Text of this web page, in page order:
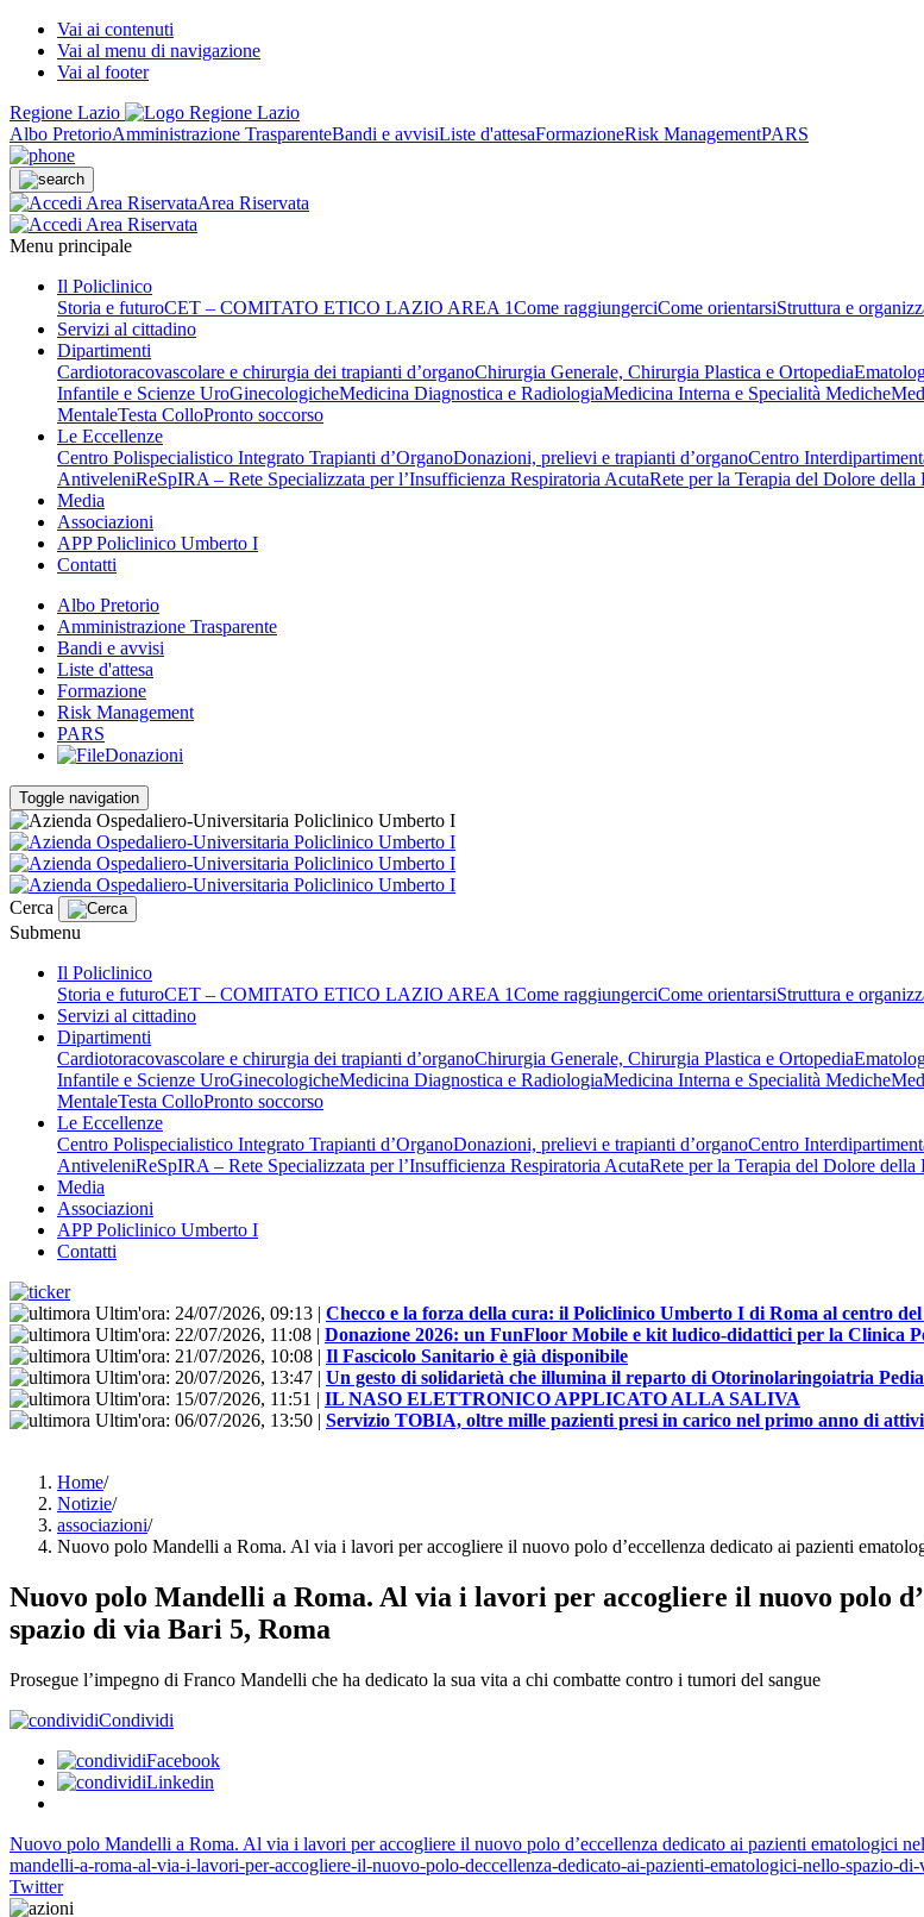
Vai ai contenuti
Vai al menu di navigazione
Vai al footer
Regione Lazio
Albo PretorioAmministrazione TrasparenteBandi e avvisiListe d'attesaFormazioneRisk ManagementPARS
Area Riservata
Menu principale
Il Policlinico
Storia e futuroCET – COMITATO ETICO LAZIO AREA 1Come raggiungerciCome orientarsiStruttura e
Servizi al cittadino
Dipartimenti
Cardiotoracovascolare e chirurgia dei trapianti d’organoChirurgia Generale, Chirurgia Plastica e Ortopedia
Infantile e Scienze UroGinecologicheMedicina Diagnostica e RadiologiaMedicina Interna e Specialità Mediche
MentaleTesta ColloPronto soccorso
Le Eccellenze
Centro Polispecialistico Integrato Trapianti d’OrganoDonazioni, prelievi e trapianti d’organoCentro
AntiveleniReSpIRA – Rete Specializzata per l’Insufficienza Respiratoria AcutaRete per la Terapia del Dolore
Media
Associazioni
APP Policlinico Umberto I
Contatti
Albo Pretorio
Amministrazione Trasparente
Bandi e avvisi
Liste d'attesa
Formazione
Risk Management
PARS
Donazioni
Toggle navigation
Cerca
Submenu
Il Policlinico
Storia e futuroCET – COMITATO ETICO LAZIO AREA 1Come raggiungerciCome orientarsiStruttura e
Servizi al cittadino
Dipartimenti
Cardiotoracovascolare e chirurgia dei trapianti d’organoChirurgia Generale, Chirurgia Plastica e Ortopedia
Infantile e Scienze UroGinecologicheMedicina Diagnostica e RadiologiaMedicina Interna e Specialità Mediche
MentaleTesta ColloPronto soccorso
Le Eccellenze
Centro Polispecialistico Integrato Trapianti d’OrganoDonazioni, prelievi e trapianti d’organoCentro
AntiveleniReSpIRA – Rete Specializzata per l’Insufficienza Respiratoria AcutaRete per la Terapia del Dolore
Media
Associazioni
APP Policlinico Umberto I
Contatti
Ultim'ora: 24/07/2026, 09:13 | Checco e la forza della cura: il Policlinico Umberto I di Roma al centro
Ultim'ora: 22/07/2026, 11:08 | Donazione 2026: un FunFloor Mobile e kit ludico-didattici per la Clinica
Ultim'ora: 21/07/2026, 10:08 | Il Fascicolo Sanitario è già disponibile
Ultim'ora: 20/07/2026, 13:47 | Un gesto di solidarietà che illumina il reparto di Otorinolaringoiatria
Ultim'ora: 15/07/2026, 11:51 | IL NASO ELETTRONICO APPLICATO ALLA SALIVA
Ultim'ora: 06/07/2026, 13:50 | Servizio TOBIA, oltre mille pazienti presi in carico nel primo anno di
Home/
Notizie/
associazioni/
Nuovo polo Mandelli a Roma. Al via i lavori per accogliere il nuovo polo d’eccellenza dedicato ai pazienti
Nuovo polo Mandelli a Roma. Al via i lavori per accogliere il nuovo polo
spazio di via Bari 5, Roma
Prosegue l’impegno di Franco Mandelli che ha dedicato la sua vita a chi combatte contro i tumori del sangue
Condividi
Facebook
Linkedin
Nuovo polo Mandelli a Roma. Al via i lavori per accogliere il nuovo polo d’eccellenza dedicato ai pazienti
mandelli-a-roma-al-via-i-lavori-per-accogliere-il-nuovo-polo-deccellenza-dedicato-ai-pazienti-ematologici-nello-
Twitter